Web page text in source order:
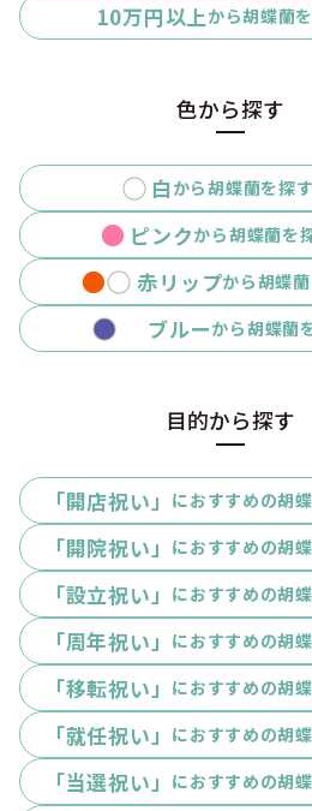
10万円以上から胡蝶蘭
色から探す
白から胡蝶蘭を探す
ピンクから胡蝶蘭を
赤リップから胡蝶
ブルーから胡蝶蘭
目的から探す
「開店祝い」 におすすめの胡
「開院祝い」 におすすめの胡
「設立祝い」 におすすめの胡
「周年祝い」 におすすめの胡
「移転祝い」 におすすめの胡
「就任祝い」 におすすめの胡
「当選祝い」 におすすめの胡